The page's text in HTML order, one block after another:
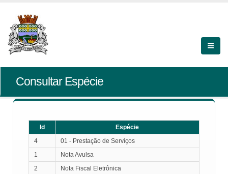
Consultar Espécie
Id
Espécie
4
01 - Prestação de Serviços
1
Nota Avulsa
2
Nota Fiscal Eletrônica